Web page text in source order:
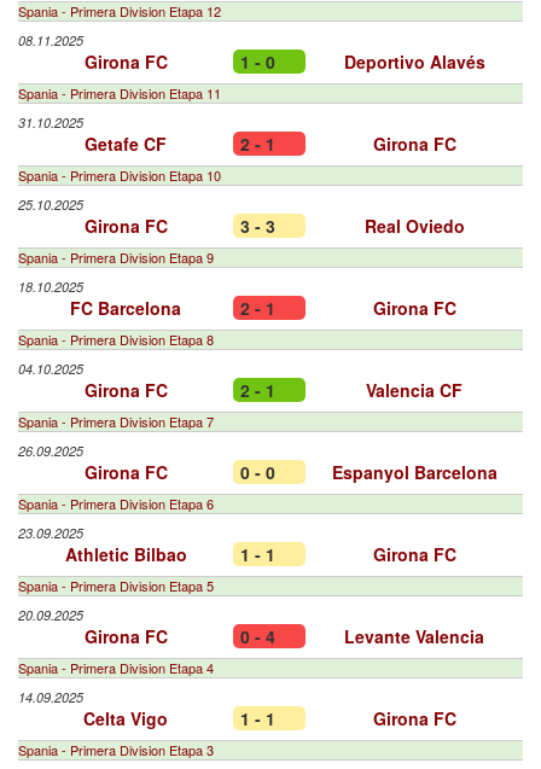
Spania - Primera Division Etapa 12
08.11.2025
Girona FC 1 - 0 Deportivo Alavés
Spania - Primera Division Etapa 11
31.10.2025
Getafe CF 2 - 1 Girona FC
Spania - Primera Division Etapa 10
25.10.2025
Girona FC 3 - 3 Real Oviedo
Spania - Primera Division Etapa 9
18.10.2025
FC Barcelona 2 - 1 Girona FC
Spania - Primera Division Etapa 8
04.10.2025
Girona FC 2 - 1 Valencia CF
Spania - Primera Division Etapa 7
26.09.2025
Girona FC 0 - 0 Espanyol Barcelona
Spania - Primera Division Etapa 6
23.09.2025
Athletic Bilbao 1 - 1 Girona FC
Spania - Primera Division Etapa 5
20.09.2025
Girona FC 0 - 4 Levante Valencia
Spania - Primera Division Etapa 4
14.09.2025
Celta Vigo 1 - 1 Girona FC
Spania - Primera Division Etapa 3